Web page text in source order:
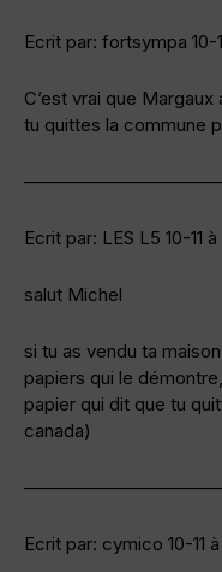
Ecrit par: fortsympa 10-
C’est vrai que
tu quittes la commune
Ecrit par: LES L5 10-11 à
salut Michel
si tu as vendu ta
papiers qui le
papier qui dit que tu
canada)
Ecrit par: cymico 10-11 à